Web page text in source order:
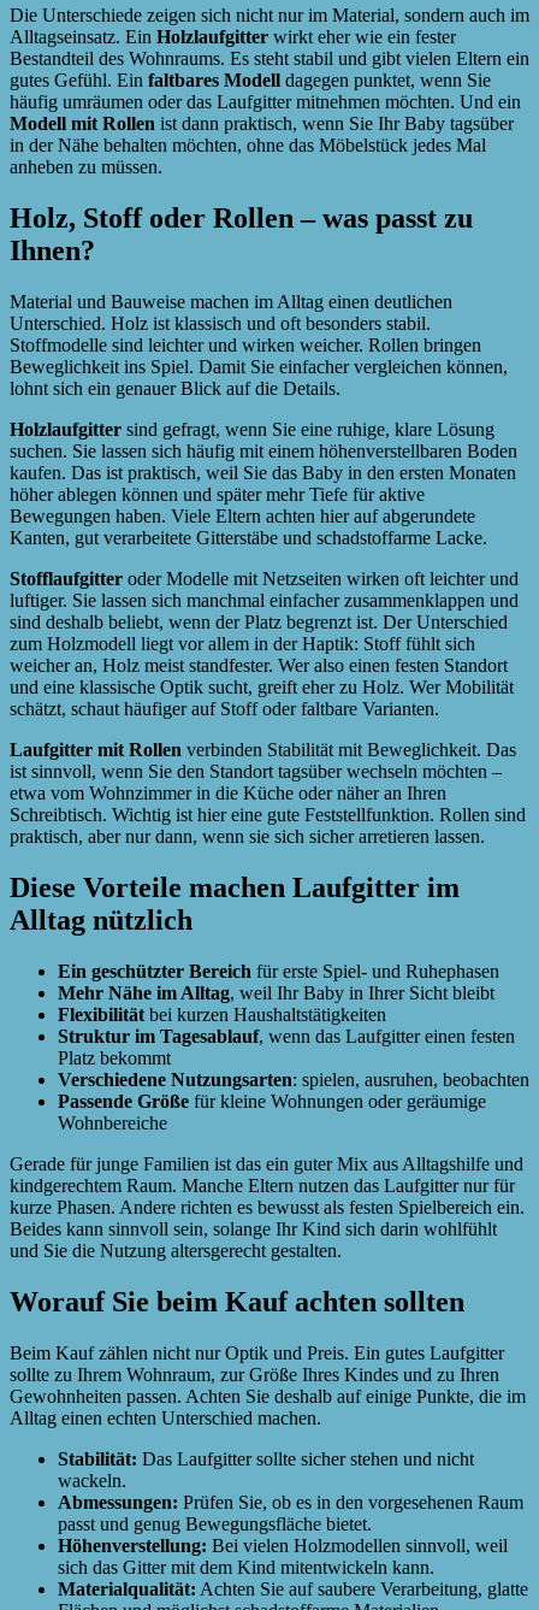
Die Unterschiede zeigen sich nicht nur im Material, sondern auch im
Alltagseinsatz. Ein Holzlaufgitter wirkt eher wie ein fester
Bestandteil des Wohnraums. Es steht stabil und gibt vielen Eltern ein
gutes Gefühl. Ein faltbares Modell dagegen punktet, wenn Sie
häufig umräumen oder das Laufgitter mitnehmen möchten. Und ein
Modell mit Rollen ist dann praktisch, wenn Sie Ihr Baby tagsüber
in der Nähe behalten möchten, ohne das Möbelstück jedes Mal
anheben zu müssen.
Holz, Stoff oder Rollen – was passt zu
Ihnen?
Material und Bauweise machen im Alltag einen deutlichen
Unterschied. Holz ist klassisch und oft besonders stabil.
Stoffmodelle sind leichter und wirken weicher. Rollen bringen
Beweglichkeit ins Spiel. Damit Sie einfacher vergleichen können,
lohnt sich ein genauer Blick auf die Details.
Holzlaufgitter sind gefragt, wenn Sie eine ruhige, klare Lösung
suchen. Sie lassen sich häufig mit einem höhenverstellbaren Boden
kaufen. Das ist praktisch, weil Sie das Baby in den ersten Monaten
höher ablegen können und später mehr Tiefe für aktive
Bewegungen haben. Viele Eltern achten hier auf abgerundete
Kanten, gut verarbeitete Gitterstäbe und schadstoffarme Lacke.
Stofflaufgitter oder Modelle mit Netzseiten wirken oft leichter und
luftiger. Sie lassen sich manchmal einfacher zusammenklappen und
sind deshalb beliebt, wenn der Platz begrenzt ist. Der Unterschied
zum Holzmodell liegt vor allem in der Haptik: Stoff fühlt sich
weicher an, Holz meist standfester. Wer also einen festen Standort
und eine klassische Optik sucht, greift eher zu Holz. Wer Mobilität
schätzt, schaut häufiger auf Stoff oder faltbare Varianten.
Laufgitter mit Rollen verbinden Stabilität mit Beweglichkeit. Das
ist sinnvoll, wenn Sie den Standort tagsüber wechseln möchten –
etwa vom Wohnzimmer in die Küche oder näher an Ihren
Schreibtisch. Wichtig ist hier eine gute Feststellfunktion. Rollen sind
praktisch, aber nur dann, wenn sie sich sicher arretieren lassen.
Diese Vorteile machen Laufgitter im
Alltag nützlich
Ein geschützter Bereich für erste Spiel- und Ruhephasen
Mehr Nähe im Alltag, weil Ihr Baby in Ihrer Sicht bleibt
Flexibilität bei kurzen Haushaltstätigkeiten
Struktur im Tagesablauf, wenn das Laufgitter einen festen
Platz bekommt
Verschiedene Nutzungsarten: spielen, ausruhen, beobachten
Passende Größe für kleine Wohnungen oder geräumige
Wohnbereiche
Gerade für junge Familien ist das ein guter Mix aus Alltagshilfe und
kindgerechtem Raum. Manche Eltern nutzen das Laufgitter nur für
kurze Phasen. Andere richten es bewusst als festen Spielbereich ein.
Beides kann sinnvoll sein, solange Ihr Kind sich darin wohlfühlt
und Sie die Nutzung altersgerecht gestalten.
Worauf Sie beim Kauf achten sollten
Beim Kauf zählen nicht nur Optik und Preis. Ein gutes Laufgitter
sollte zu Ihrem Wohnraum, zur Größe Ihres Kindes und zu Ihren
Gewohnheiten passen. Achten Sie deshalb auf einige Punkte, die im
Alltag einen echten Unterschied machen.
Stabilität: Das Laufgitter sollte sicher stehen und nicht
wackeln.
Abmessungen: Prüfen Sie, ob es in den vorgesehenen Raum
passt und genug Bewegungsfläche bietet.
Höhenverstellung: Bei vielen Holzmodellen sinnvoll, weil
sich das Gitter mit dem Kind mitentwickeln kann.
Materialqualität: Achten Sie auf saubere Verarbeitung, glatte